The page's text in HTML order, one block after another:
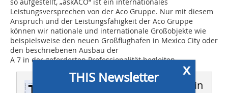
so aufgestellt, „askACO“ ist ein internationales
Leistungsversprechen von der Aco Gruppe. Nur mit diesem
Anspruch und der Leistungsfähigkeit der Aco Gruppe
können wir nationale und internationale Großobjekte wie
beispielsweise den neuen Großflughafen in Mexico City oder
den beschriebenen Ausbau der
A 7 in der geforderten Professionalität begleiten.
Dieser Artikel erschien in
x
THIS Newsletter